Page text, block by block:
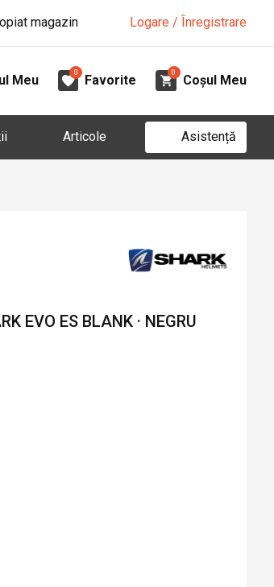
magazin Logare / Înregistrare
Meu
0
Favorite
0
Coșul Meu
Articole Asistență
EVO ES BLANK · NEGRU